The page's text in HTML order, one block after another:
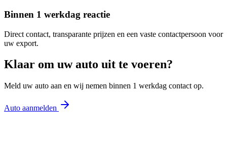
Binnen 1 werkdag reactie
Direct contact, transparante prijzen en een vaste contactpersoon voor
uw export.
Klaar om uw auto uit te voeren?
Meld uw auto aan en wij nemen binnen 1 werkdag contact op.
Auto aanmelden